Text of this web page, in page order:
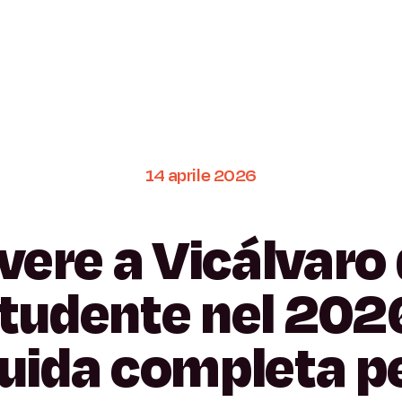
14aprile2026
aVicálvaro
nel
completa